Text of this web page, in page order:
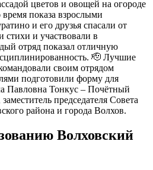
цветов и овощей на огороде
показа взрослыми
и его друзья спасали от
стихи и участвовали в
отряд показал отличную
🫡 Лучшие
своим отрядом
подготовили форму для
Павловна Тонкус – Почётный
председателя Совета
района и города Волхов.
Волховский